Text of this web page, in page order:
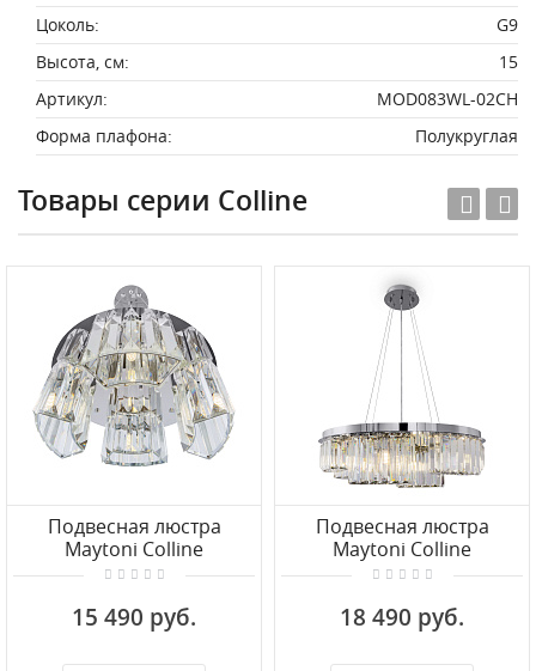
Цоколь:
G9
Высота, см:
15
Артикул:
MOD083WL-02CH
Форма плафона:
Полукруглая
Товары серии Colline
Подвесная люстра
Maytoni Colline
MOD083PL-04CH
15 490 руб.
Подвесная люстра
Maytoni Colline
MOD083PL-06CH
18 490 руб.